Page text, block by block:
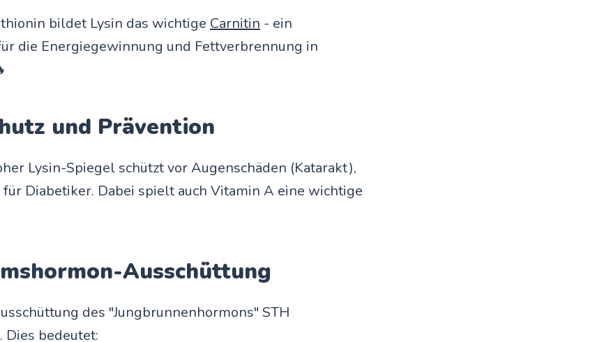
bildet Lysin das wichtige Carnitin - ein
die Energiegewinnung und Fettverbrennung in
und Prävention
Lysin-Spiegel schützt vor Augenschäden (Katarakt),
Diabetiker. Dabei spielt auch Vitamin A eine wichtige
Ausschüttung
des "Jungbrunnenhormons" STH
Dies bedeutet: